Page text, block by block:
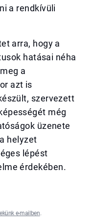
a rendkívüli
arra, hogy a
hatásai néha
a
azt is
szervezett
még
üzenete
helyzet
lépést
érdekében.
e-mailben.